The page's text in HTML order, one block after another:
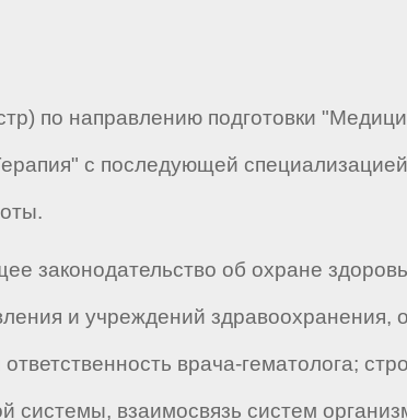
по направлению подготовки
с последующей
законодательство об охране
и учреждений здравоохранения,
врача-гематолога;
системы, взаимосвязь систем